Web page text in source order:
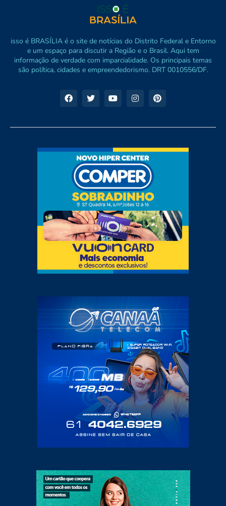
isso é BRASÍLIA é o site de notícias do Distrito Federal e Entorno
e um espaço para discutir a Região e o Brasil. Aqui tem
informação de verdade com imparcialidade. Os principais temas
são política, cidades e empreendedorismo. DRT 0010556/DF.